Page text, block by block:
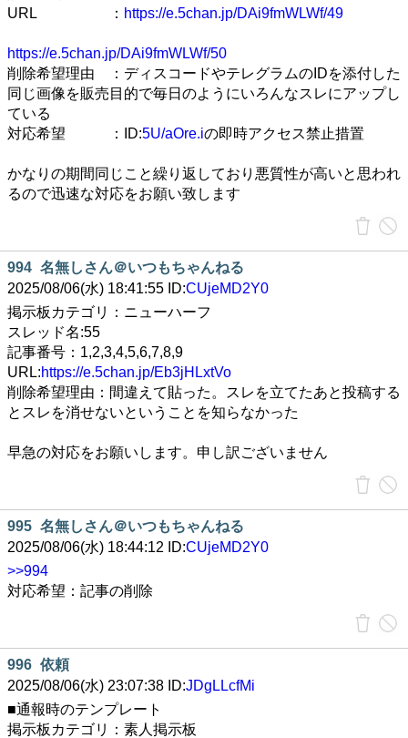
URL ： https://e.5chan.jp/DAi9fmWLWf/49
https://e.5chan.jp/DAi9fmWLWf/50
削除希望理由 ：ディスコードやテレグラムのIDを添付した
同じ画像を販売目的で毎日のようにいろんなスレにアップし
ている
対応希望 ：ID:5U/aOre.iの即時アクセス禁止措置
かなりの期間同じこと繰り返しており悪質性が高いと思われ
るので迅速な対応をお願い致します
994 名無しさん＠いつもちゃんねる
2025/08/06(水) 18:41:55 ID:CUjeMD2Y0
掲示板カテゴリ：ニューハーフ
スレッド名:55
記事番号：1,2,3,4,5,6,7,8,9
URL:https://e.5chan.jp/Eb3jHLxtVo
削除希望理由：間違えて貼った。スレを立てたあと投稿する
とスレを消せないということを知らなかった
早急の対応をお願いします。申し訳ございません
995 名無しさん＠いつもちゃんねる
2025/08/06(水) 18:44:12 ID:CUjeMD2Y0
>>994
対応希望：記事の削除
996 依頼
2025/08/06(水) 23:07:38 ID:JDgLLcfMi
■通報時のテンプレート
掲示板カテゴリ：素人掲示板